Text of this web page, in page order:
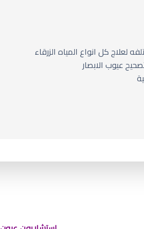
لعلاج كل انواع المياه الزرقاء
عيوب الابصار